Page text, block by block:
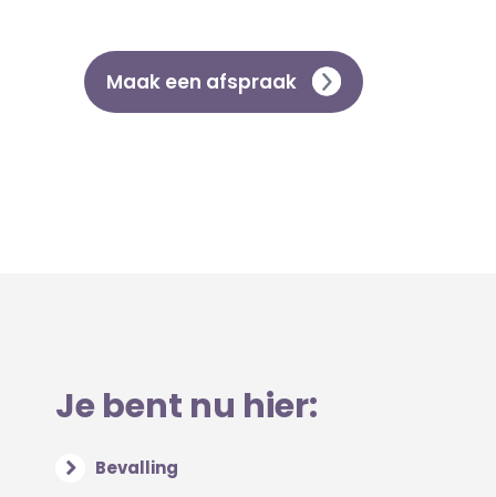
Maak een afspraak
Je bent nu hier:
Bevalling